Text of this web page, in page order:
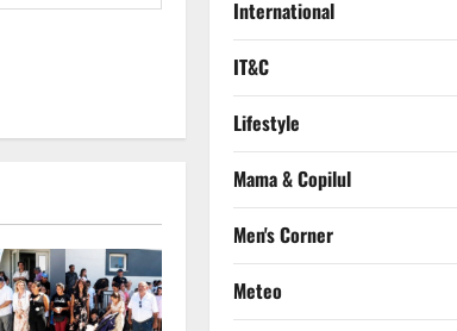
International
IT&C
Lifestyle
Mama & Copilul
Men's Corner
Meteo